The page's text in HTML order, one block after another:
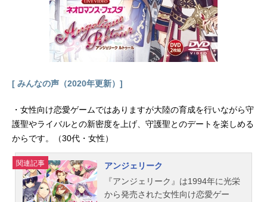
楽：六三四プロジェクト 増田俊郎
アニメーション制作：studioぴえろ
（スタジオぴえろ）公開開始年＆季
節2002秋アニメ(C)岸本斉史スコット
／集英社・テレビ東京・ぴえろ『NA
TO-ナルト-』公式Twitter 「NARUTO
報【PR】※本ページは動画配信サー
ビスのプロモーションが含まれてい
ます。※詳細や最新の配信情...
[ みんなの声（2020年更新）]
・女性向け恋愛ゲームではありますが大陸の育成を行いながら守
護聖やライバルとの新密度を上げ、守護聖とのデートを楽しめる
からです。（30代・女性）
関連記事
アンジェリーク
『アンジェリーク』は1994年に光栄
から発売された女性向け恋愛ゲー